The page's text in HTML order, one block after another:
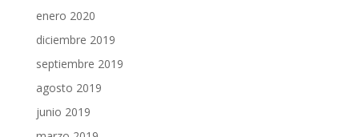
enero 2020
diciembre 2019
septiembre 2019
agosto 2019
junio 2019